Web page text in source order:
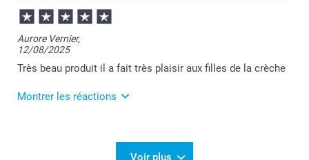
Aurore Vernier,
12/08/2025
Très beau produit il a fait très plaisir aux filles de la crèche
Montrer les réactions
Voir plus